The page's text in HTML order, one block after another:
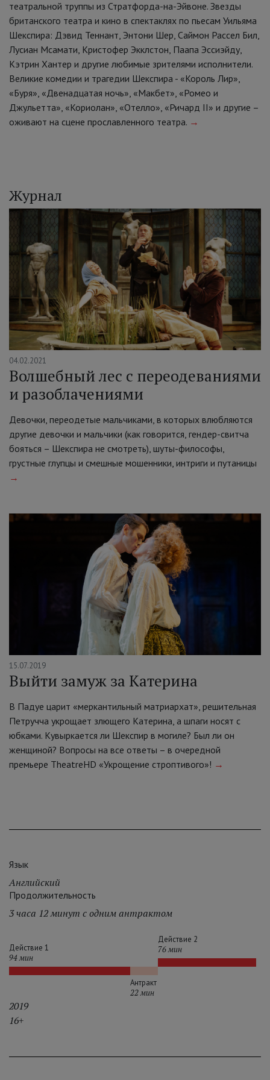
театральной труппы из Стратфорда-на-Эйвоне. Звезды
британского театра и кино в спектаклях по пьесам Уильяма
Шекспира: Дэвид Теннант, Энтони Шер, Саймон Рассел Бил,
Лусиан Мсамати, Кристофер Экклстон, Паапа Эссиэйду,
Кэтрин Хантер и другие любимые зрителями исполнители.
Великие комедии и трагедии Шекспира - «Король Лир»,
«Буря», «Двенадцатая ночь», «Макбет», «Ромео и
Джульетта», «Кориолан», «Отелло», «Ричард II» и другие –
оживают на сцене прославленного театра. →
Журнал
04.02.2021
Волшебный лес с переодеваниями
и разоблачениями
Девочки, переодетые мальчиками, в которых влюбляются
другие девочки и мальчики (как говорится, гендер-свитча
бояться – Шекспира не смотреть), шуты-философы,
грустные глупцы и смешные мошенники, интриги и путаницы
→
15.07.2019
Выйти замуж за Катерина
В Падуе царит «меркантильный матриархат», решительная
Петручча укрощает злющего Катерина, а шпаги носят с
юбками. Кувыркается ли Шекспир в могиле? Был ли он
женщиной? Вопросы на все ответы – в очередной
премьере TheatreHD «Укрощение строптивого»! →
Язык
Английский
Продолжительность
3 часа 12 минут с одним антрактом
Действие 1
94 мин
Антракт
22 мин
Действие 2
76 мин
2019
16+